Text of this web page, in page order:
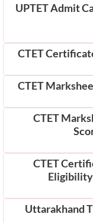
UPTET Admit
CTET
CTET
CTET
CTET
Uttarakhand